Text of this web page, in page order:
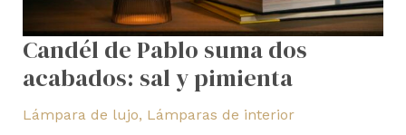
Candél de Pablo suma dos
acabados: sal y pimienta
Lámpara de lujo, Lámparas de interior